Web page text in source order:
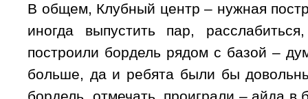
В общем, Клубный центр – нужная
иногда выпустить пар,
построили бордель рядом с базой –
больше, да и ребята были бы